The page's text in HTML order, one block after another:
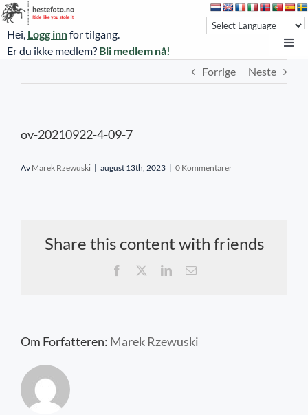
Skip
to
content
Hei, Logg innfor tilgang.
Er du ikke medlem? Bli medlem nå!
Øvrevoll treningsdager
NoARK
Forrige Neste
ov-20210922-4-09-7
Av Marek Rzewuski | august 13th, 2023 | 0 Kommentarer
Share this content with friends
Facebook LinkedIn
E-
Om Forfatteren: Marek Rzewuski